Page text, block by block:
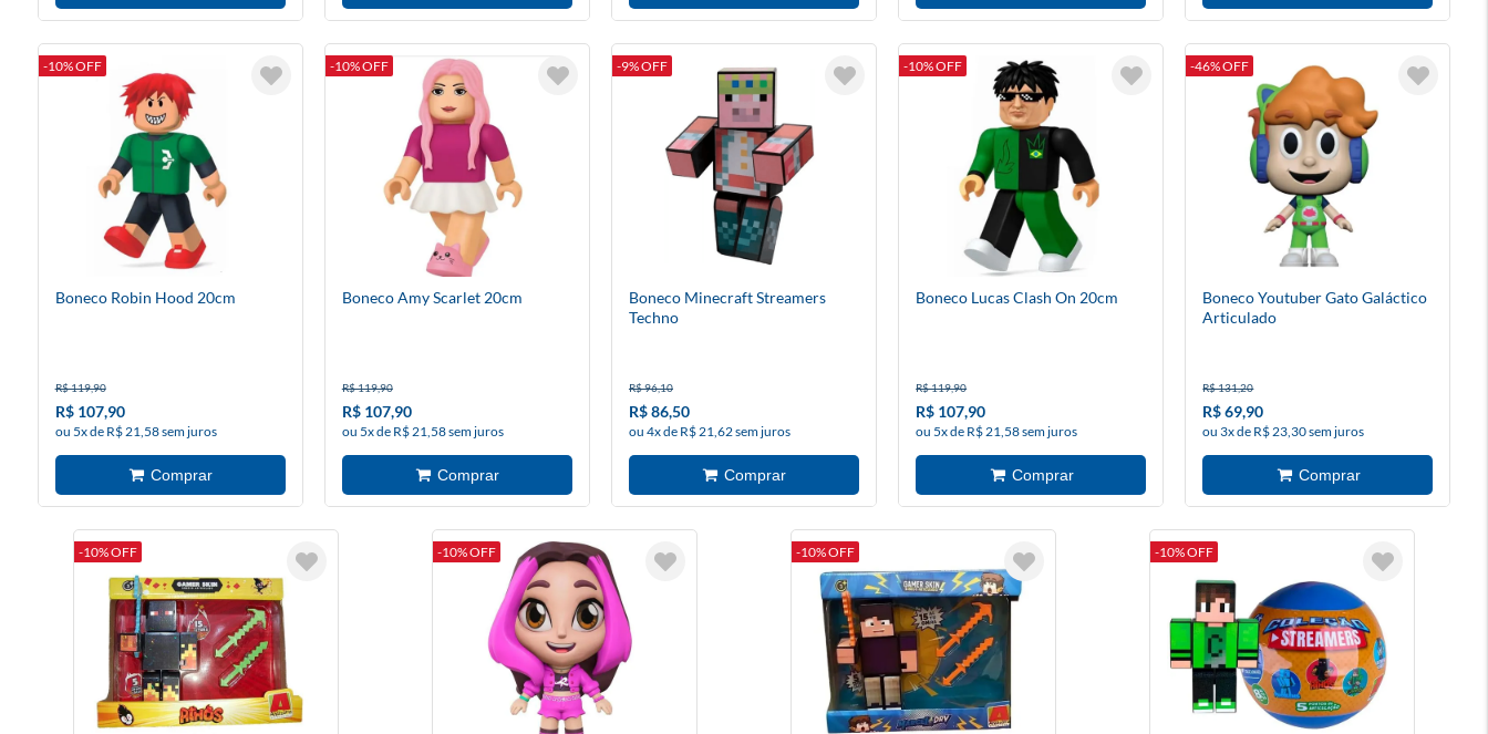
-10% OFF
Boneco Robin Hood 20cm
R$ 119,90
R$ 107,90
ou 5x de R$ 21,58 sem juros
-10% OFF
Boneco Amy Scarlet 20cm
R$ 119,90
R$ 107,90
ou 5x de R$ 21,58 sem juros
-9% OFF
Boneco Minecraft Streamers
Techno
R$ 96,10
R$ 86,50
ou 4x de R$ 21,62 sem juros
-10% OFF
Boneco Lucas Clash On 20cm
R$ 119,90
R$ 107,90
ou 5x de R$ 21,58 sem juros
-46% OFF
Boneco Youtuber Gato Galáctico
Articulado
R$ 131,20
R$ 69,90
ou 3x de R$ 23,30 sem juros
-10% OFF -10% OFF -10% OFF -10% OFF